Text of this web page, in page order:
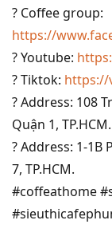
? Coffee group:
https://
? Youtube:
? Tiktok: https://
? Address: 108
Quận 1, TP.HCM.
? Address: 1-1B
7, TP.HCM.
#coffeathome